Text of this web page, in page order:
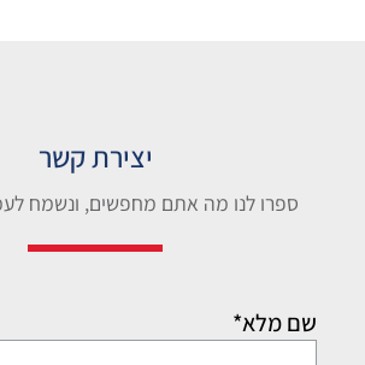
יצירת קשר
ספרו לנו מה אתם מחפשים, ונשמח
שם מלא*